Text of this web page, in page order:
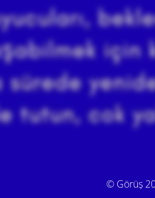
© Görüş